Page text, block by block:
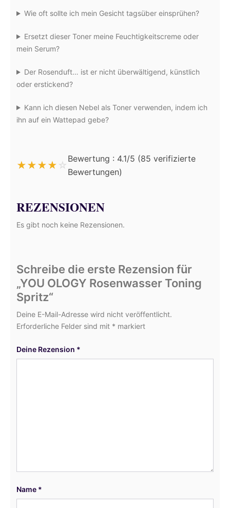
Wie oft sollte ich mein Gesicht tagsüber einsprühen?
Ersetzt dieser Toner meine Feuchtigkeitscreme oder
mein Serum?
Der Rosenduft… ist er nicht überwältigend, künstlich
oder erstickend?
Kann ich diesen Nebel als Toner verwenden, indem ich
ihn auf ein Wattepad gebe?
★★★★ ☆
Bewertung : 4.1/5 (85 verifizierte
Bewertungen)
REZENSIONEN
Es gibt noch keine Rezensionen.
Schreibe die erste Rezension für
„YOU OLOGY Rosenwasser Toning
Spritz“
Deine E-Mail-Adresse wird nicht veröffentlicht.
Erforderliche Felder sind mit * markiert
Deine Rezension *
Name *